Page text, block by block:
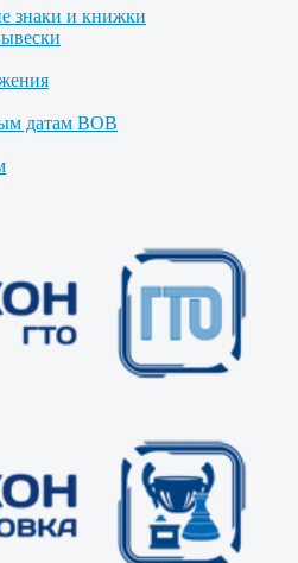
знаки и книжки
датам ВОВ